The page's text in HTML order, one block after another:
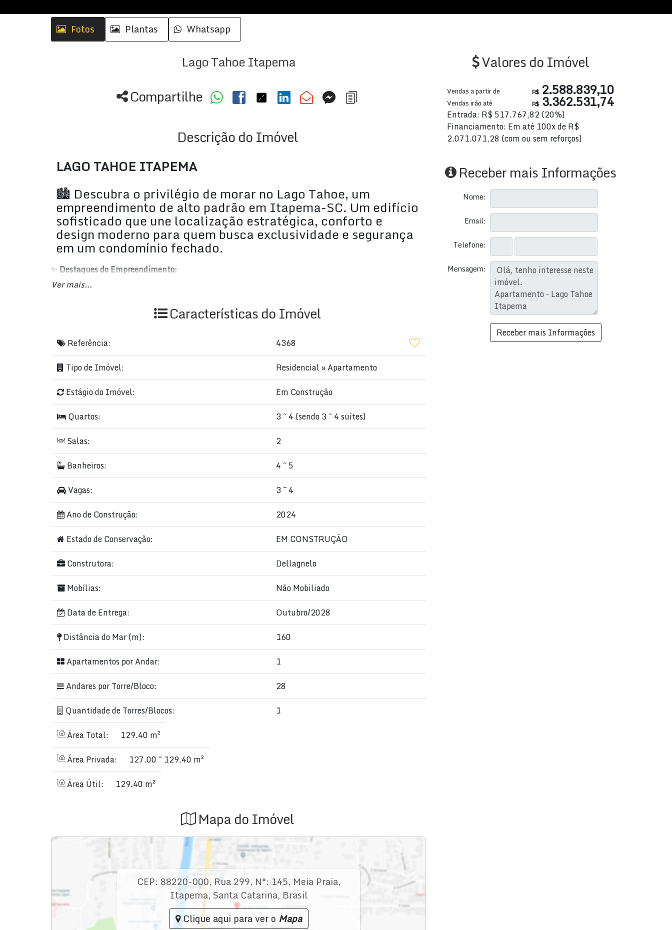
Fotos Plantas Whatsapp
Lago Tahoe Itapema
Compartilhe
Descrição do Imóvel
LAGO TAHOE ITAPEMA
🏙️ Descubra o privilégio de morar no Lago Tahoe, um
empreendimento de alto padrão em Itapema-SC. Um edifício
sofisticado que une localização estratégica, conforto e
design moderno para quem busca exclusividade e segurança
em um condomínio fechado.
✨ Destaques do Empreendimento:
Apartamentos de 3 a 4 suítes, com 4 a 5 banheiros
3 a 4 vagas de garagem
Cozinha e área de serviço
Aquecimento central
🏋️‍♂️Lazer completo:
Terraço
Piscina adulto e infantil
Playground
Mini Quadra de Esportes
Quiosque
Salão de Festas
Salão de Jogos
📍Endereço privilegiado: Rua 299, n° 145 – Meia Praia, Itapema/SC
Ver mais...
Características do Imóvel
Referência:
4368
Tipo de Imóvel:
Residencial »Apartamento
Estágio do Imóvel:
Em Construção
Quartos:
3 ~ 4 (sendo 3 ~ 4 suítes)
Salas:
2
Banheiros:
4 ~ 5
Vagas:
3 ~ 4
Ano de Construção:
2024
Estado de Conservação:
EM CONSTRUÇÃO
Construtora:
Dellagnelo
Mobílias:
Não Mobiliado
Data de Entrega:
Outubro/2028
Distância do Mar (m):
160
Apartamentos por Andar:
1
Andares por Torre/Bloco:
28
Quantidade de Torres/Blocos:
1
Área Total:
129.40 m²
Área Privada:
127.00 ~ 129.40 m²
Área Útil:
129.40 m²
Mapa do Imóvel
CEP: 88220-000, Rua 299, N°: 145, Meia Praia,
Itapema, Santa Catarina, Brasil
Clique aqui para ver o Mapa
Valores do Imóvel
R$2.588.839,10
Vendas a partir de
R$3.362.531,74
Vendas irão até
Entrada: R$ 517.767,82 (20%)
Financiamento: Em até 100x de R$
2.071.071,28 (com ou sem reforços)
Receber mais Informações
Nome:
Email:
Telefone:
Mensagem: